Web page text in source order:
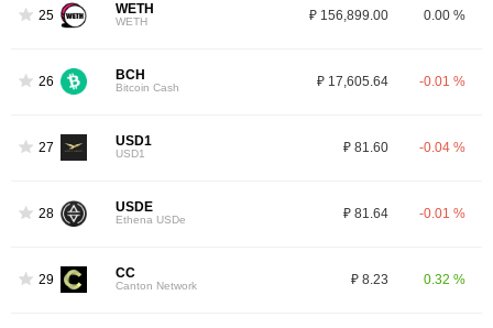
25 WETH
WETH ₽ 156,899.00 0.00 %
26 BCH
Bitcoin Cash ₽ 17,605.64 -0.01 %
27 USD1
USD1 ₽ 81.60 -0.04 %
28 USDE
Ethena USDe ₽ 81.64 -0.01 %
29 CC
Canton Network ₽ 8.23 0.32 %